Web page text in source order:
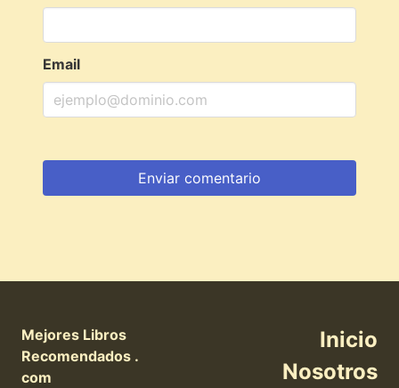
Email
Mejores Libros
Recomendados .
com
Inicio
Nosotros